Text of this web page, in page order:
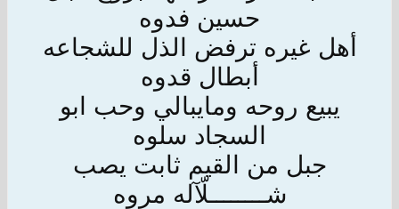
حسين فدوه
أهل غيره ترفض الذل للشجاعه
أبطال قدوه
يبيع روحه ومايبالي وحب ابو
السجاد سلوه
جبل من القيم ثابت يصب
شــــــــلّآله مروه